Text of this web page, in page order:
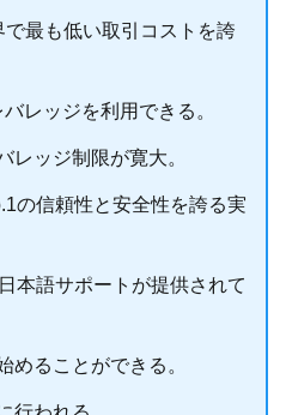
で最も低い取引コストを誇
レッジを利用できる。
レッジ制限が寛大。
の信頼性と安全性を誇る実
本語サポートが提供されて
めることができる。